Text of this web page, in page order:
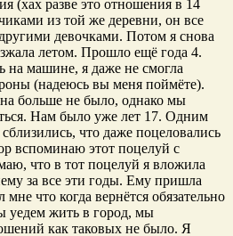
(хах разве это отношения в 14
из той же деревни, он все
девочками. Потом я снова
летом. Прошло ещё года 4.
на машине, я даже не смогла
(надеюсь вы меня поймёте).
больше не было, однако мы
Нам было уже лет 17. Одним
что даже поцеловались
вспоминаю этот поцелуй с
что в тот поцелуй я вложила
за все эти годы. Ему пришла
что когда вернётся обязательно
уедем жить в город, мы
как таковых не было. Я